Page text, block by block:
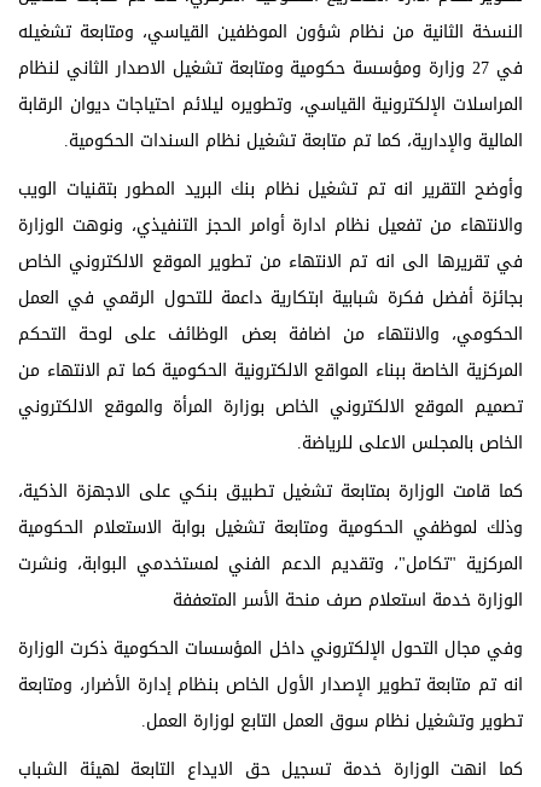
النسخة الثانية من نظام شؤون الموظفين القياسي، ومتابعة تشغيله
في 27 وزارة ومؤسسة حكومية ومتابعة تشغيل الاصدار الثاني لنظام
المراسلات الإلكترونية القياسي، وتطويره ليلائم احتياجات ديوان الرقابة
المالية والإدارية، كما تم متابعة تشغيل نظام السندات الحكومية.
وأوضح التقرير انه تم تشغيل نظام بنك البريد المطور بتقنيات الويب
والانتهاء من تفعيل نظام ادارة أوامر الحجز التنفيذي، ونوهت الوزارة
في تقريرها الى انه تم الانتهاء من تطوير الموقع الالكتروني الخاص
بجائزة أفضل فكرة شبابية ابتكارية داعمة للتحول الرقمي في العمل
الحكومي، والانتهاء من اضافة بعض الوظائف على لوحة التحكم
المركزية الخاصة ببناء المواقع الالكترونية الحكومية كما تم الانتهاء من
تصميم الموقع الالكتروني الخاص بوزارة المرأة والموقع الالكتروني
الخاص بالمجلس الاعلى للرياضة.
كما قامت الوزارة بمتابعة تشغيل تطبيق بنكي على الاجهزة الذكية،
وذلك لموظفي الحكومية ومتابعة تشغيل بوابة الاستعلام الحكومية
المركزية "تكامل"، وتقديم الدعم الفني لمستخدمي البوابة، ونشرت
الوزارة خدمة استعلام صرف منحة الأسر المتعففة
وفي مجال التحول الإلكتروني داخل المؤسسات الحكومية ذكرت الوزارة
انه تم متابعة تطوير الإصدار الأول الخاص بنظام إدارة الأضرار، ومتابعة
تطوير وتشغيل نظام سوق العمل التابع لوزارة العمل.
كما انهت الوزارة خدمة تسجيل حق الايداع التابعة لهيئة الشباب